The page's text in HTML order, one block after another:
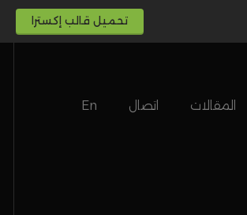
تحميل قالب إكسترا
المقالات اتصال En